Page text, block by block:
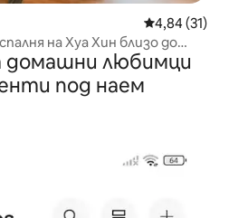
Средна
4,84 (31)
на Хуа Хин близо до
домашни любимци
под наем